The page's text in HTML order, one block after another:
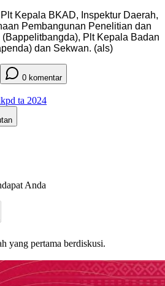
Kepala BKAD, Inspektur Daerah,
Pembangunan Penelitian dan
Plt Kepala Badan
dan Sekwan. (als)
0 komentar
ta 2024
Anda
yang pertama berdiskusi.